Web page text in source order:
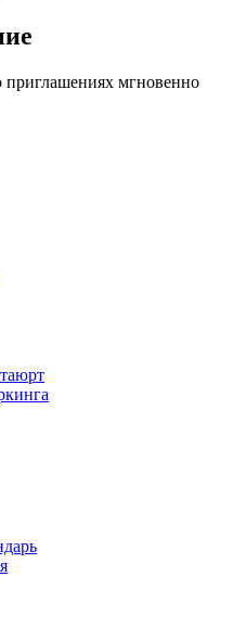
приглашениях мгновенно